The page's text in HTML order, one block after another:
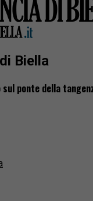
Biella
ponte della